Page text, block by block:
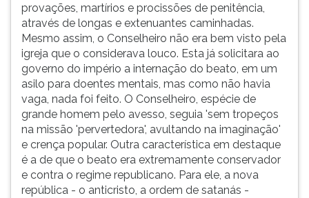
provações, martírios e procissões de penitência,
através de longas e extenuantes caminhadas.
Mesmo assim, o Conselheiro não era bem visto pela
igreja que o considerava louco. Esta já solicitara ao
governo do império a internação do beato, em um
asilo para doentes mentais, mas como não havia
vaga, nada foi feito. O Conselheiro, espécie de
grande homem pelo avesso, seguia 'sem tropeços
na missão 'pervertedora', avultando na imaginação'
e crença popular. Outra característica em destaque
é a de que o beato era extremamente conservador
e contra o regime republicano. Para ele, a nova
república - o anticristo, a ordem de satanás -